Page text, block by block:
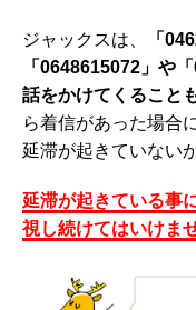
ジャックスは、 「
「0648615072」や
話をかけてくること
ら着信があった場合
延滞が起きていない
延滞が起きている事
視し続けてはいけま